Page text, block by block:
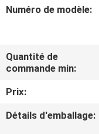
SPECTACLE
À
PROPOS
DE
Numéro de modèle:
Quantité de
commande min:
Prix:
Détails d'emballage: